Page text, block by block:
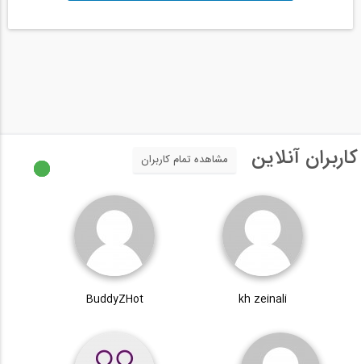
کاربران آنلاین مشاهده تمام کاربران
kh zeinali
BuddyZHot